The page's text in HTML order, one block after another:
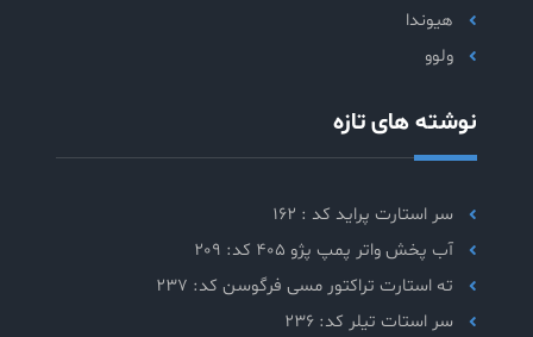
هیوندا
ولوو
نوشته های تازه
سر استارت پراید کد : 162
آب پخش واتر پمپ پژو 405 کد: 209
ته استارت تراکتور مسی فرگوسن کد: 237
سر استات تیلر کد: 236